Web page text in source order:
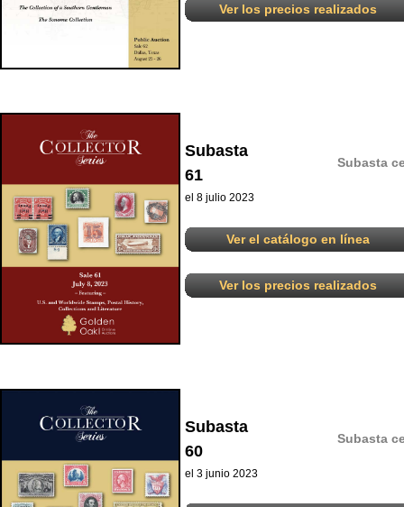
Ver los precios realizados
Subasta
61
Subasta
el 8 julio 2023
Ver el catálogo en línea
Ver los precios realizados
Subasta
60
Subasta
el 3 junio 2023